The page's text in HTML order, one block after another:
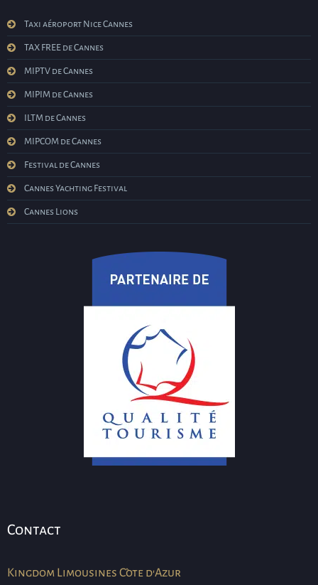
Taxi aéroport Nice Cannes
TAX FREE de Cannes
MIPTV de Cannes
MIPIM de Cannes
ILTM de Cannes
MIPCOM de Cannes
Festival de Cannes
Cannes Yachting Festival
Cannes Lions
Contact
Kingdom Limousines Côte d'Azur